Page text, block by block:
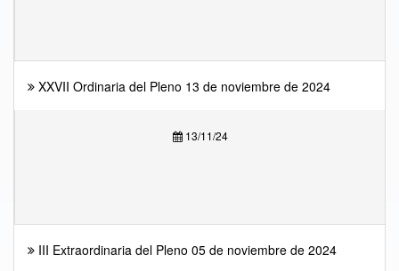
XXVII Ordinaria del Pleno 13 de noviembre de 2024
13/11/24
III Extraordinaria del Pleno 05 de noviembre de 2024